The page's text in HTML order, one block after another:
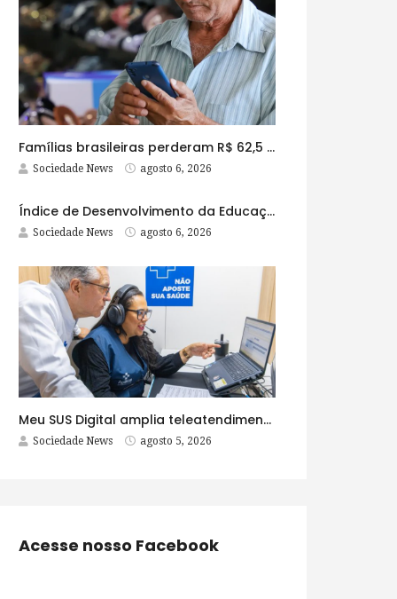
Famílias brasileiras perderam R$ 62,5 bilhões para bets em 2025
Sociedade News agosto 6, 2026
Índice de Desenvolvimento da Educação Básica tem elevação em todas as etapas
Sociedade News agosto 6, 2026
Meu SUS Digital amplia teleatendimentos para pessoas com problemas com jogos e apostas
Sociedade News agosto 5, 2026
Acesse nosso Facebook